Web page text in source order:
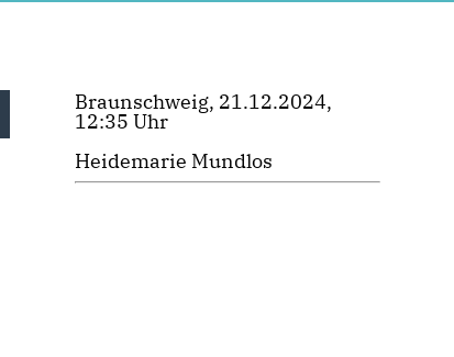
Braunschweig, 21.12.2024,
12:35 Uhr
Heidemarie Mundlos